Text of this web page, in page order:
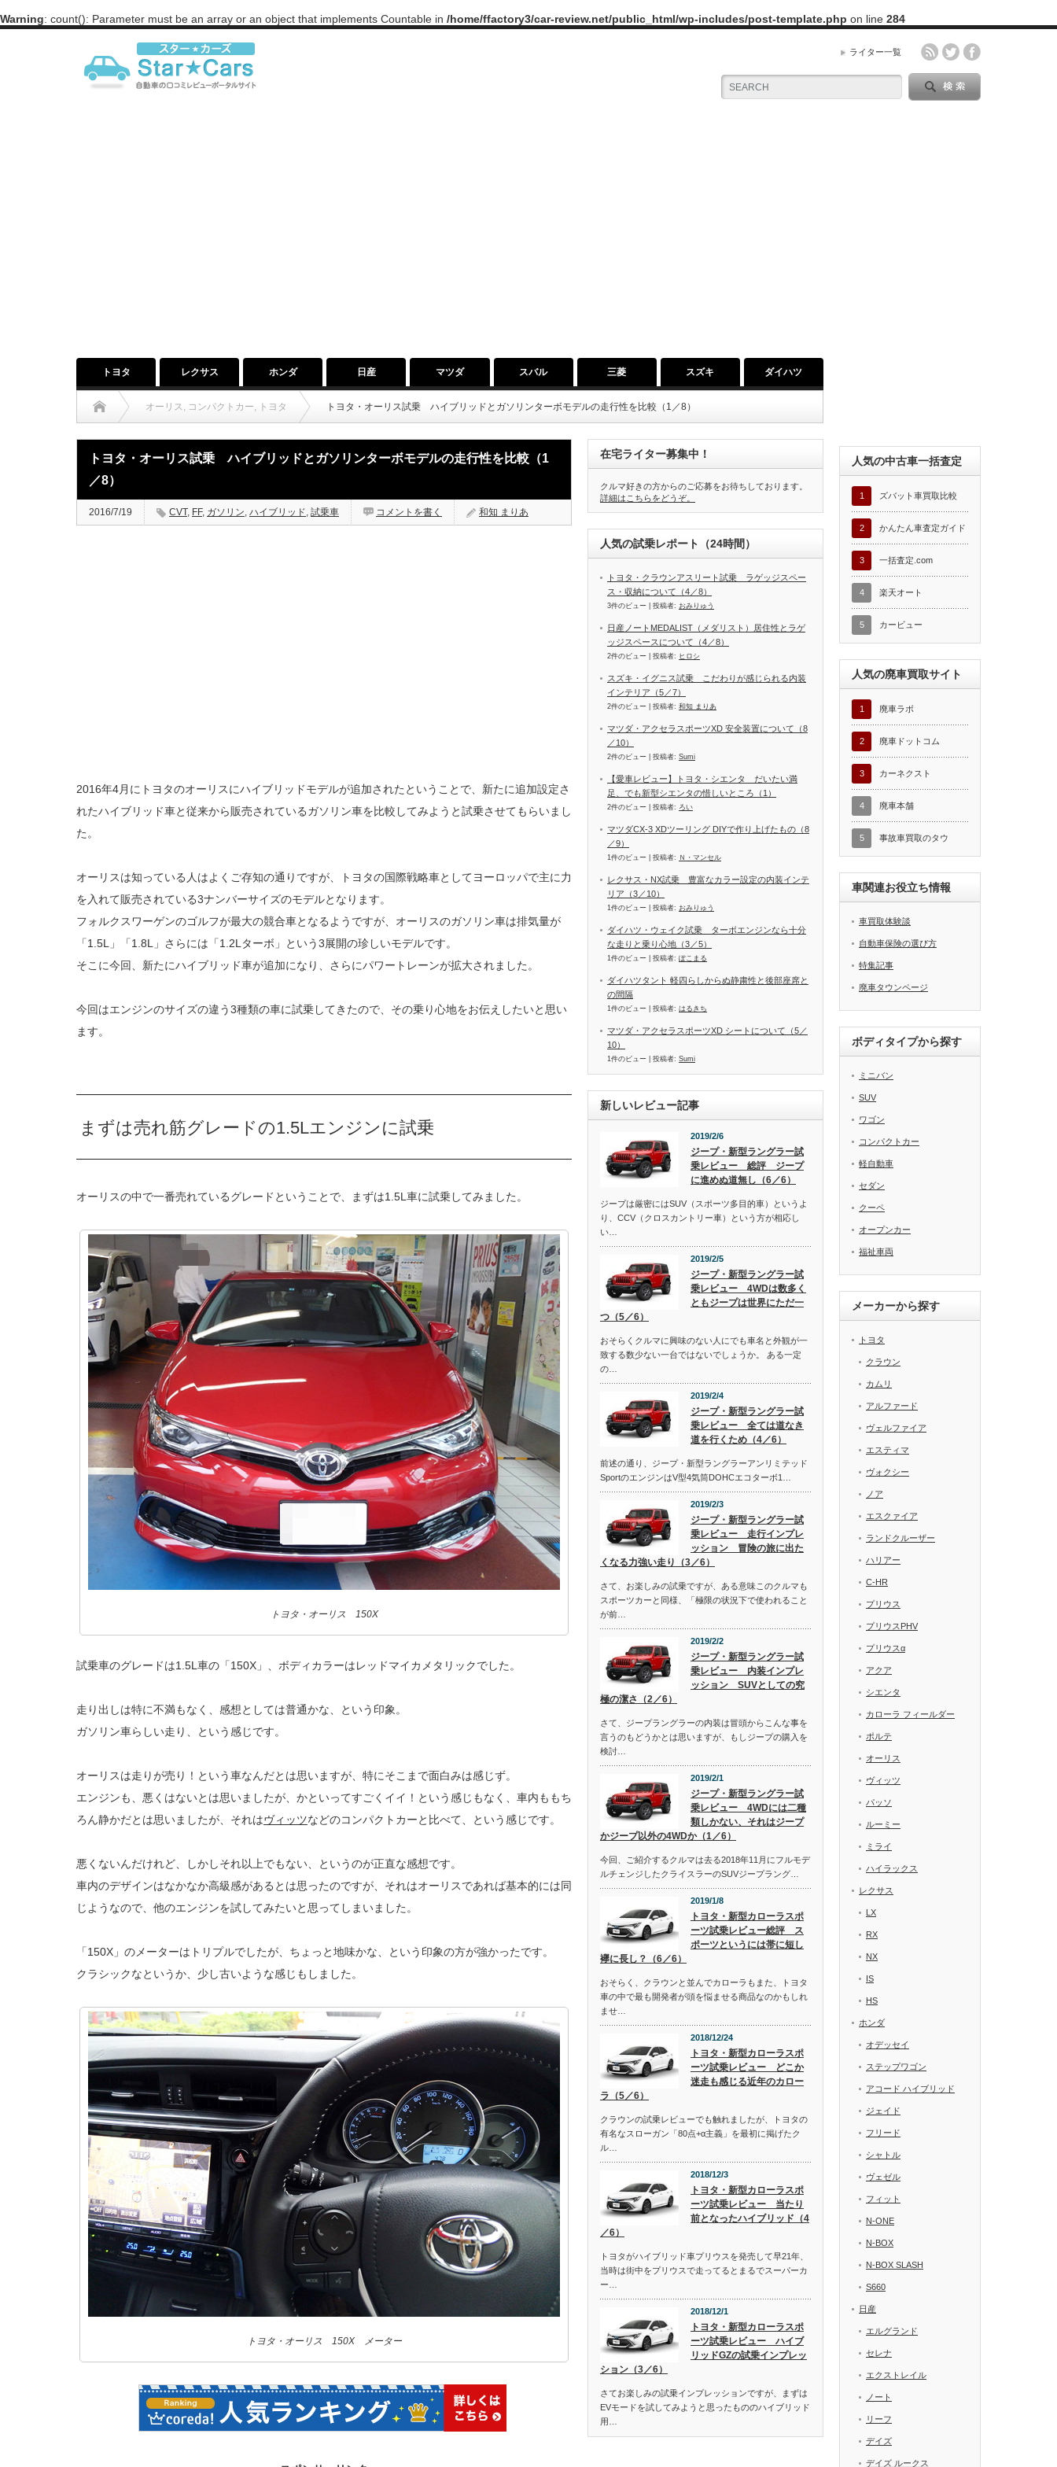
Warning: count(): Parameter must be an array or an object that implements Countable in /home/ffactory3/car-review.net/public_html/wp-includes/post-template.php on line 284
ライター一覧
トヨタ レクサス ホンダ 日産 マツダ スバル 三菱 スズキ ダイハツ
オーリス, コンパクトカー, トヨタ トヨタ・オーリス試乗 ハイブリッドとガソリンターボモデルの走行性を比較（1／8）
トヨタ・オーリス試乗 ハイブリッドとガソリンターボモデルの走行性を比較（1
／8）
2016/7/19 CVT, FF, ガソリン, ハイブリッド, 試乗車 コメントを書く 和知 まりあ
2016年4月にトヨタのオーリスにハイブリッドモデルが追加されたということで、新たに追加設定さ
れたハイブリッド車と従来から販売されているガソリン車を比較してみようと試乗させてもらいまし
た。
オーリスは知っている人はよくご存知の通りですが、トヨタの国際戦略車としてヨーロッパで主に力
を入れて販売されている3ナンバーサイズのモデルとなります。
フォルクスワーゲンのゴルフが最大の競合車となるようですが、オーリスのガソリン車は排気量が
「1.5L」「1.8L」さらには「1.2Lターボ」という3展開の珍しいモデルです。
そこに今回、新たにハイブリッド車が追加になり、さらにパワートレーンが拡大されました。
今回はエンジンのサイズの違う3種類の車に試乗してきたので、その乗り心地をお伝えしたいと思い
ます。
まずは売れ筋グレードの1.5Lエンジンに試乗
オーリスの中で一番売れているグレードということで、まずは1.5L車に試乗してみました。
トヨタ・オーリス 150X
試乗車のグレードは1.5L車の「150X」、ボディカラーはレッドマイカメタリックでした。
走り出しは特に不満もなく、感想としては普通かな、という印象。
ガソリン車らしい走り、という感じです。
オーリスは走りが売り！という車なんだとは思いますが、特にそこまで面白みは感じず。
エンジンも、悪くはないとは思いましたが、かといってすごくイイ！という感じもなく、車内ももち
ろん静かだとは思いましたが、それはヴィッツなどのコンパクトカーと比べて、という感じです。
悪くないんだけれど、しかしそれ以上でもない、というのが正直な感想です。
車内のデザインはなかなか高級感があるとは思ったのですが、それはオーリスであれば基本的には同
じようなので、他のエンジンを試してみたいと思ってしまいました。
「150X」のメーターはトリプルでしたが、ちょっと地味かな、という印象の方が強かったです。
クラシックなというか、少し古いような感じもしました。
トヨタ・オーリス 150X メーター
在宅ライター募集中！
クルマ好きの方からのご応募をお待ちしております。
詳細はこちらをどうぞ。
人気の試乗レポート（24時間）
トヨタ・クラウンアスリート試乗 ラゲッジスペー
ス・収納について（4／8）
3件のビュー 投稿者: おみりゅう
日産ノートMEDALIST（メダリスト）居住性とラゲ
ッジスペースについて（4／8）
2件のビュー 投稿者: ヒロシ
スズキ・イグニス試乗 こだわりが感じられる内装
インテリア（5／7）
2件のビュー 投稿者: 和知 まりあ
マツダ・アクセラスポーツXD 安全装置について（8
／10）
2件のビュー 投稿者: Sumi
【愛車レビュー】トヨタ・シエンタ だいたい満
足、でも新型シエンタの惜しいところ（1）
2件のビュー 投稿者: ろい
マツダCX-3 XDツーリング DIYで作り上げたもの（8
／9）
1件のビュー 投稿者: Ｎ・マンセル
レクサス・NX試乗 豊富なカラー設定の内装インテ
リア（3／10）
1件のビュー 投稿者: おみりゅう
ダイハツ・ウェイク試乗 ターボエンジンなら十分
な走りと乗り心地（3／5）
1件のビュー 投稿者: ぽこまる
ダイハツタント 軽四らしからぬ静粛性と後部座席と
の間隔
1件のビュー 投稿者: はるきち
マツダ・アクセラスポーツXD シートについて（5／
10）
1件のビュー 投稿者: Sumi
新しいレビュー記事
2019/2/6
ジープ・新型ラングラー試
乗レビュー 総評 ジープ
に進めぬ道無し（6／6）
ジープは厳密にはSUV（スポーツ多目的車）というよ
り、CCV（クロスカントリー車）という方が相応し
い…
2019/2/5
ジープ・新型ラングラー試
乗レビュー 4WDは数多く
ともジープは世界にただ一
つ（5／6）
おそらくクルマに興味のない人にでも車名と外観が一
致する数少ない一台ではないでしょうか。 ある一定
の…
2019/2/4
ジープ・新型ラングラー試
乗レビュー 全ては道なき
道を行くため（4／6）
前述の通り、ジープ・新型ラングラーアンリミテッド
SportのエンジンはV型4気筒DOHCエコターボ1…
2019/2/3
ジープ・新型ラングラー試
乗レビュー 走行インプレ
ッション 冒険の旅に出た
くなる力強い走り（3／6）
さて、お楽しみの試乗ですが、ある意味このクルマも
スポーツカーと同様、「極限の状況下で使われること
が前…
2019/2/2
ジープ・新型ラングラー試
乗レビュー 内装インプレ
ッション SUVとしての究
極の潔さ（2／6）
さて、ジープラングラーの内装は冒頭からこんな事を
言うのもどうかとは思いますが、もしジープの購入を
検討…
2019/2/1
ジープ・新型ラングラー試
乗レビュー 4WDには二種
類しかない、それはジープ
かジープ以外の4WDか（1／6）
今回、ご紹介するクルマは去る2018年11月にフルモデ
ルチェンジしたクライスラーのSUVジープラング…
2019/1/8
トヨタ・新型カローラスポ
ーツ試乗レビュー総評 ス
ポーツというには帯に短し
襷に長し？（6／6）
おそらく、クラウンと並んでカローラもまた、トヨタ
車の中で最も開発者が頭を悩ませる商品なのかもしれ
ませ…
2018/12/24
トヨタ・新型カローラスポ
ーツ試乗レビュー どこか
迷走も感じる近年のカロー
ラ（5／6）
クラウンの試乗レビューでも触れましたが、トヨタの
有名なスローガン「80点+α主義」を最初に掲げたク
ル…
2018/12/3
トヨタ・新型カローラスポ
ーツ試乗レビュー 当たり
前となったハイブリッド（4
／6）
トヨタがハイブリッド車プリウスを発売して早21年、
当時は街中をプリウスで走ってるとまるでスーパーカ
ー…
2018/12/1
トヨタ・新型カローラスポ
ーツ試乗レビュー ハイブ
リッドGZの試乗インプレッ
ション（3／6）
さてお楽しみの試乗インプレッションですが、まずは
EVモードを試してみようと思ったもののハイブリッド
用…
人気の中古車一括査定
1 ズバット車買取比較
2 かんたん車査定ガイド
3 一括査定.com
4 楽天オート
5 カービュー
人気の廃車買取サイト
1 廃車ラボ
2 廃車ドットコム
3 カーネクスト
4 廃車本舗
5 事故車買取のタウ
車関連お役立ち情報
車買取体験談
自動車保険の選び方
特集記事
廃車タウンページ
ボディタイプから探す
ミニバン
SUV
ワゴン
コンパクトカー
軽自動車
セダン
クーペ
オープンカー
福祉車両
メーカーから探す
トヨタ
クラウン
カムリ
アルファード
ヴェルファイア
エスティマ
ヴォクシー
ノア
エスクァイア
ランドクルーザー
ハリアー
C-HR
プリウス
プリウスPHV
プリウスα
アクア
シエンタ
カローラ フィールダー
ポルテ
オーリス
ヴィッツ
パッソ
ルーミー
ミライ
ハイラックス
レクサス
LX
RX
NX
IS
HS
ホンダ
オデッセイ
ステップワゴン
アコード ハイブリッド
ジェイド
フリード
シャトル
ヴェゼル
フィット
N-ONE
N-BOX
N-BOX SLASH
S660
日産
エルグランド
セレナ
エクストレイル
ノート
リーフ
デイズ
デイズ ルークス